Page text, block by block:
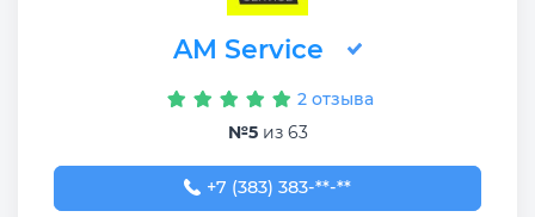
AM Service
2 отзыва
№5из 63
+7 (383) 383-65-03
+7 (383) 383-**-**